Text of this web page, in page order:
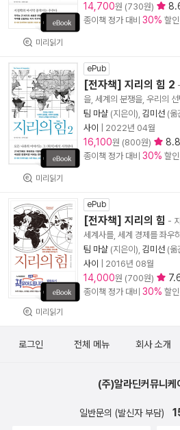
미리읽기
14,700원 (730원)
종이책 정가 대비 30% 할인
미리읽기
ePub
[전자책] 지리의 힘 2
을, 세계의 분쟁을, 우리의
팀 마샬 (지은이), 김미선 (옮
사이
2022년 04월
16,100원 (800원) 8.8
종이책 정가 대비 30% 할인
미리읽기
ePub
[전자책] 지리의 힘 -
세계사를, 세계 경제를 좌우
팀 마샬 (지은이), 김미선 (옮
사이
2016년 08월
14,000원 (700원)
종이책 정가 대비 30% 할인
로그인 전체 메뉴 회사 소개
(주)알라딘커뮤니케
일반문의 (발신자 부담)